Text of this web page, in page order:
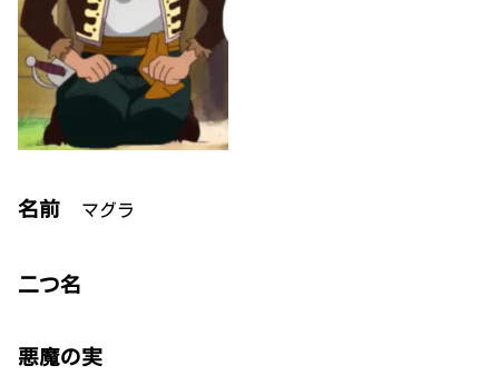
名前 マグラ
二つ名
悪魔の実